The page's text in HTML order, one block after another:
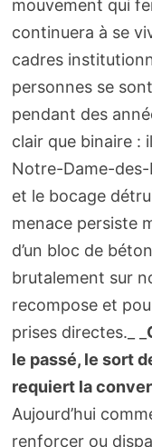
mouvement qui
continuera à se
cadres
personnes se
pendant des
clair que binaire :
Notre-Dame-des-
et le bocage
menace persiste
d’un bloc de
brutalement sur
recompose et
prises directes._ _
le passé, le sort
requiert la
Aujourd’hui
renforcer ou